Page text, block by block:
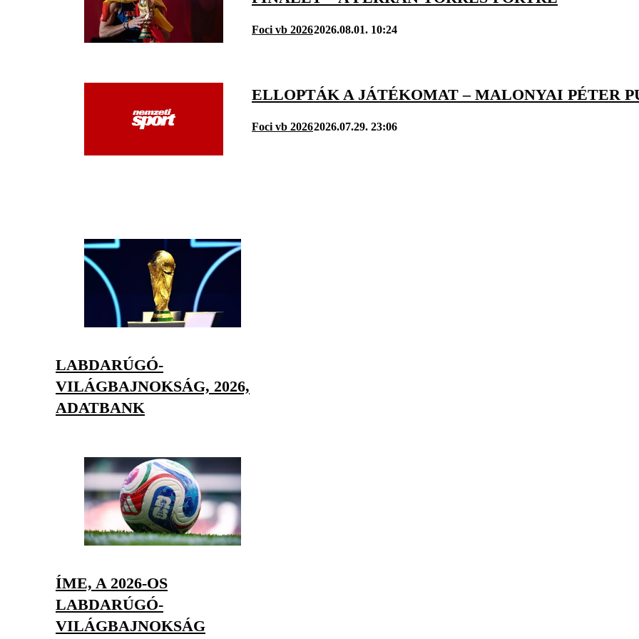
Foci vb 20262026.08.01. 10:24
ELLOPTÁK A JÁTÉKOMAT – MALONYAI PÉTER
Foci vb 20262026.07.29. 23:06
LABDARÚGÓ-
VILÁGBAJNOKSÁG, 2026,
ADATBANK
ÍME, A 2026-OS
LABDARÚGÓ-
VILÁGBAJNOKSÁG